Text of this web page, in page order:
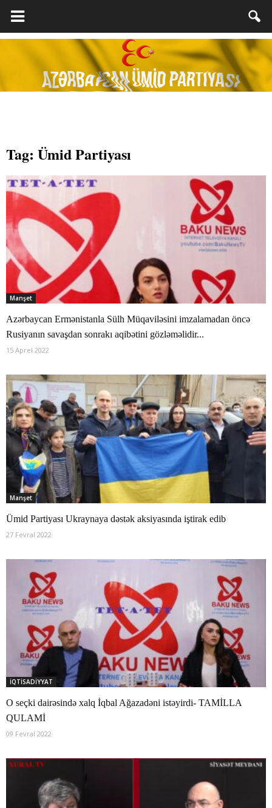
Tag: Ümid Partiyası
Manşet
Azərbaycan Ermənistanla Sülh Müqaviləsini imzalamadan öncə
Rusiyanın savaşdan sonrakı aqibətini gözləməlidir...
15 Aprel 2022
Manşet
Ümid Partiyası Ukraynaya dəstək aksiyasında iştirak edib
27 Fevral 2022
İQTİSADİYYAT
O seçki dairəsində xalq İqbal Ağazadəni istəyirdi- TAMİLLA
QULAMİ
09 Fevral 2022